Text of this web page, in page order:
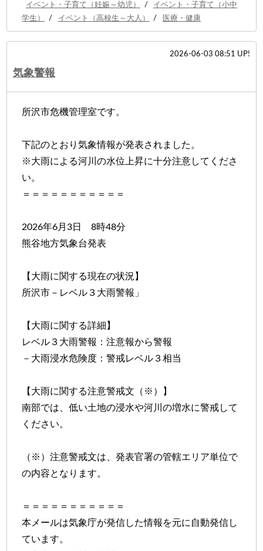
イベント・子育て（妊娠～幼児）
/
イベント・子育て（小中
学生）
/ イベント（高校生～大人） / 医療・健康
2026-06-03 08:51 UP!
気象警報
所沢市危機管理室です。
下記のとおり気象情報が発表されました。
※大雨による河川の水位上昇に十分注意してくださ
い。
＝＝＝＝＝＝＝＝＝＝＝
2026年6月3日 8時48分
熊谷地方気象台発表
【大雨に関する現在の状況】
所沢市－レベル３大雨警報」
【大雨に関する詳細】
レベル３大雨警報：注意報から警報
－大雨浸水危険度：警戒レベル３相当
【大雨に関する注意警戒文（※）】
南部では、低い土地の浸水や河川の増水に警戒して
ください。
（※）注意警戒文は、発表官署の管轄エリア単位で
の内容となります。
＝＝＝＝＝＝＝＝＝＝＝
本メールは気象庁が発信した情報を元に自動発信し
ています。